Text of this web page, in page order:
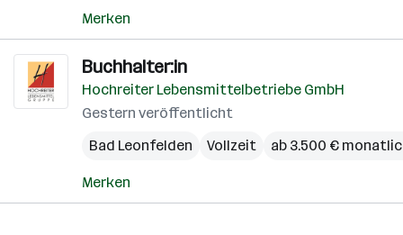
Merken
Buchhalter:in
Hochreiter Lebensmittelbetriebe GmbH
Gestern veröffentlicht
Bad Leonfelden
Vollzeit ab 3.500 €
Merken